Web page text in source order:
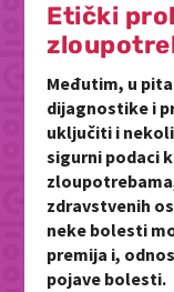
Etički
Međutim, u
dijagnostike i
uključiti i
sigurni podaci
zdravstvenih
neke bolesti
premija i,
pojave bolesti.